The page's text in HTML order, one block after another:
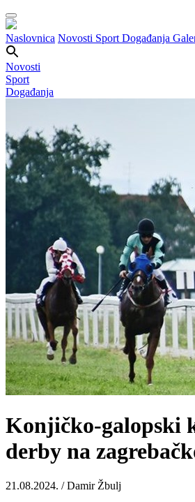
Naslovnica Novosti Sport Događanja
Novosti
Sport
Događanja
Konjičko-galopski
derby na
21.08.2024. / Damir Žbulj